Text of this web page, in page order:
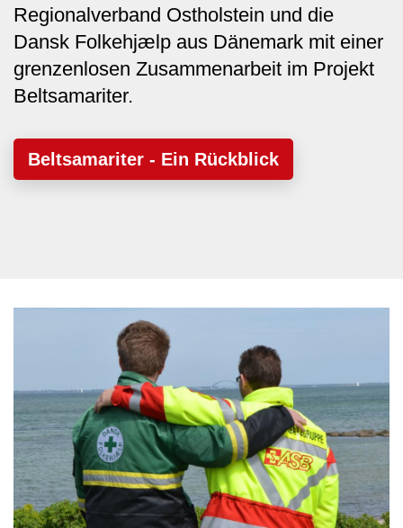
Regionalverband Ostholstein und die
Dansk Folkehjælp aus Dänemark mit einer
grenzenlosen Zusammenarbeit im Projekt
Beltsamariter.
Beltsamariter - Ein Rückblick